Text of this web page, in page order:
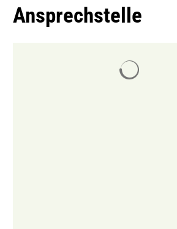
Ansprechstelle